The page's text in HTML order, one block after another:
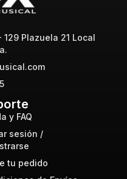
129 Plazuela 21 Local
y FAQ
sesión /
tu pedido